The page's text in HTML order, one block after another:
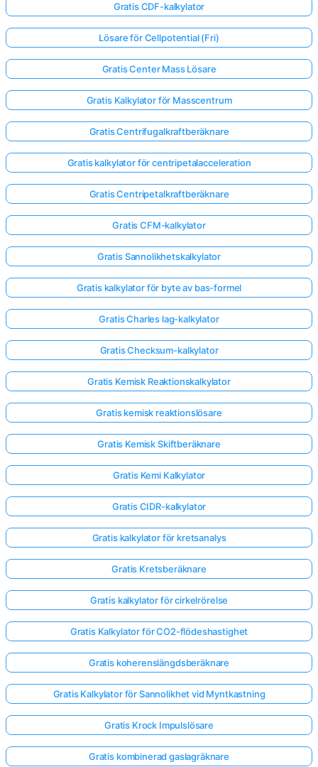
Gratis CDF-kalkylator
Lösare för Cellpotential (Fri)
Gratis Center Mass Lösare
Gratis Kalkylator för Masscentrum
Gratis Centrifugalkraftberäknare
Gratis kalkylator för centripetalacceleration
Gratis Centripetalkraftberäknare
Gratis CFM-kalkylator
Gratis Sannolikhetskalkylator
Gratis kalkylator för byte av bas-formel
Gratis Charles lag-kalkylator
Gratis Checksum-kalkylator
Gratis Kemisk Reaktionskalkylator
Gratis kemisk reaktionslösare
Gratis Kemisk Skiftberäknare
Gratis Kemi Kalkylator
Gratis CIDR-kalkylator
Gratis kalkylator för kretsanalys
Gratis Kretsberäknare
Gratis kalkylator för cirkelrörelse
Gratis Kalkylator för CO2-flödeshastighet
Gratis koherenslängdsberäknare
Gratis Kalkylator för Sannolikhet vid Myntkastning
Gratis Krock Impulslösare
Gratis kombinerad gaslagräknare